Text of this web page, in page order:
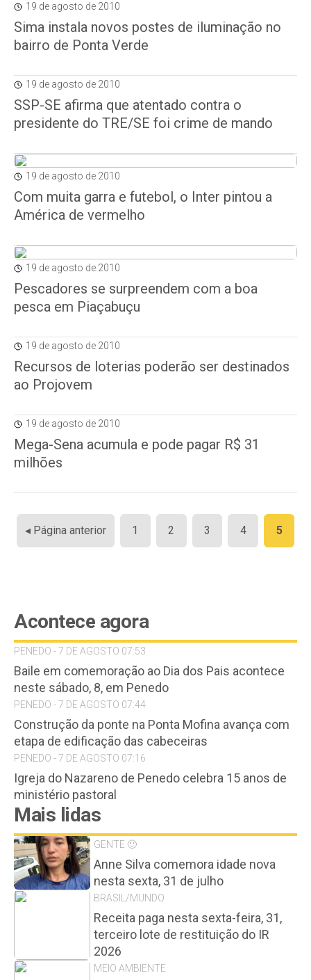
19 de agosto de 2010
Sima instala novos postes de iluminação no
bairro de Ponta Verde
19 de agosto de 2010
SSP-SE afirma que atentado contra o
presidente do TRE/SE foi crime de mando
19 de agosto de 2010
Com muita garra e futebol, o Inter pintou a
América de vermelho
19 de agosto de 2010
Pescadores se surpreendem com a boa
pesca em Piaçabuçu
19 de agosto de 2010
Recursos de loterias poderão ser destinados
ao Projovem
19 de agosto de 2010
Mega-Sena acumula e pode pagar R$ 31
milhões
Paginação
de
◂ Página anterior 1 2 3 4 5
Acontece agora
PENEDO - 7 DE AGOSTO 07:53
Baile em comemoração ao Dia dos Pais acontece
neste sábado, 8, em Penedo
PENEDO - 7 DE AGOSTO 07:44
Construção da ponte na Ponta Mofina avança com
etapa de edificação das cabeceiras
PENEDO - 7 DE AGOSTO 07:16
Igreja do Nazareno de Penedo celebra 15 anos de
ministério pastoral
Mais lidas
GENTE 🙂
Anne Silva comemora idade nova
nesta sexta, 31 de julho
BRASIL/MUNDO
Receita paga nesta sexta-feira, 31,
terceiro lote de restituição do IR
2026
MEIO AMBIENTE